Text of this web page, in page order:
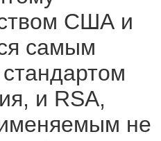
США и
самым
и RSA,
не